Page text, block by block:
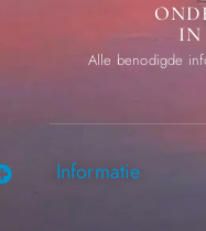
IN
Alle benodigde
Informatie